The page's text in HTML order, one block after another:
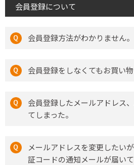
会員登録について
会員登録方法がわかりません。
会員登録をしなくてもお買い物
会員登録したメールアドレス
てしまった。
メールアドレスを変更したい
証コードの通知メールが届い